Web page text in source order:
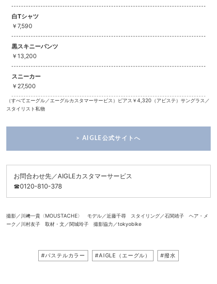
白Tシャツ
￥7,590
黒スキニーパンツ
￥13,200
スニーカー
￥27,500
（すべてエーグル／エーグルカスタマーサービス）ピアス￥4,320（アビステ）サングラス／
スタイリスト私物
> AIGLE公式サイトへ
お問合わせ先／AIGLEカスタマーサービス
☎0120-810-378
撮影／川﨑一貴〈MOUSTACHE〉 モデル／近藤千尋 スタイリング／石関靖子 ヘア・メ
ーク／川村友子 取材・文／関城玲子 撮影協力／tokyobike
#パステルカラー #AIGLE（エーグル） #撥水